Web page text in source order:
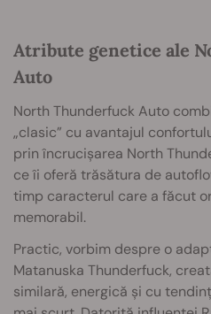
Atribute genetice ale
Auto
North Thunderfuck Auto
„clasic” cu avantajul
prin încrucișarea North
ce îi oferă trăsătura de
timp caracterul care a făcut
memorabil.
Practic, vorbim despre o
Matanuska Thunderfuck,
similară, energică și cu